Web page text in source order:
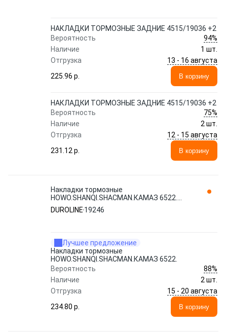
НАКЛАДКИ ТОРМОЗНЫЕ ЗАДНИЕ 4515/19036 +2
Вероятность
94%
Наличие
1 шт.
Отгрузка
13 - 16 августа
225.96 p.
В корзину
НАКЛАДКИ ТОРМОЗНЫЕ ЗАДНИЕ 4515/19036 +2
Вероятность
75%
Наличие
2 шт.
Отгрузка
12 - 15 августа
231.12 p.
В корзину
Накладки тормозные
HOWO.SHANQI.SHACMAN.КАМАЗ 6522.
19246 DUROLINE
DUROLINE 19246
Лучшее предложение
Накладки тормозные
HOWO.SHANQI.SHACMAN.КАМАЗ 6522.
Вероятность
88%
Наличие
2 шт.
Отгрузка
15 - 20 августа
234.80 p.
В корзину